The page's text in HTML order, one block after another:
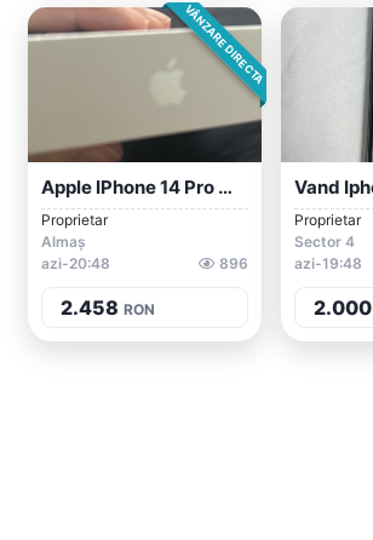
VÂNZARE DIRECTA
Apple IPhone 14 Pro Max 256 GB Argintiu...
Proprietar
Almaș
azi-20:48
896
2.458 RON
Proprietar
Sector 4
azi-19:48
2.000